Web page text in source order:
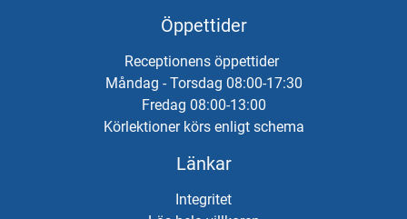
Öppettider
Receptionens öppettider
Måndag - Torsdag 08:00-17:30
Fredag 08:00-13:00
Körlektioner körs enligt schema
Länkar
Integritet